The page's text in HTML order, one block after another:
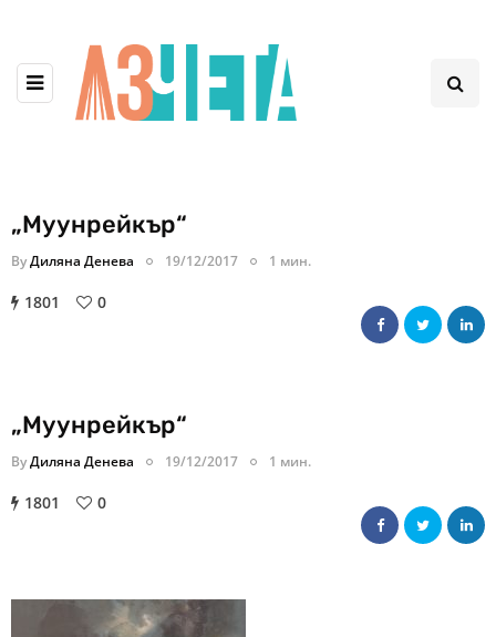
„Муунрейкър“
ByДиляна Денева 19/12/2017 1 мин.
1801 0
„Муунрейкър“
ByДиляна Денева 19/12/2017 1 мин.
1801 0